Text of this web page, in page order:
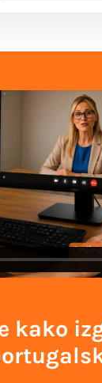
kako